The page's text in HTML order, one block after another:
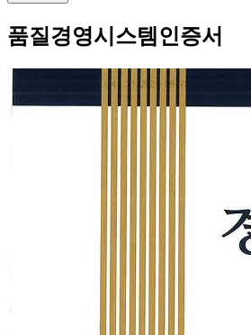
품질경영시스템인증서